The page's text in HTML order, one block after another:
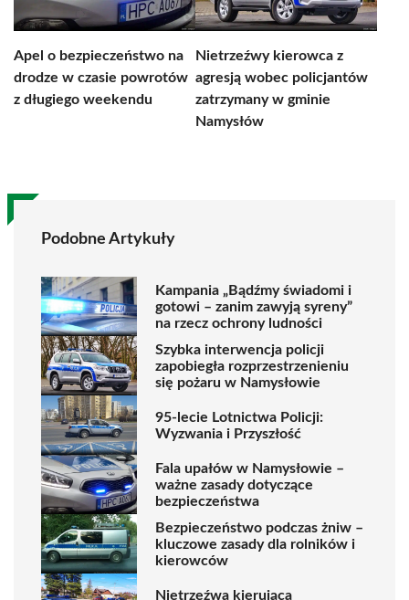
Apel o bezpieczeństwo na
drodze w czasie powrotów
z długiego weekendu
Nietrzeźwy kierowca z
agresją wobec policjantów
zatrzymany w gminie
Namysłów
Podobne Artykuły
Kampania „Bądźmy świadomi i
gotowi – zanim zawyją syreny”
na rzecz ochrony ludności
Szybka interwencja policji
zapobiegła rozprzestrzenieniu
się pożaru w Namysłowie
95-lecie Lotnictwa Policji:
Wyzwania i Przyszłość
Fala upałów w Namysłowie –
ważne zasady dotyczące
bezpieczeństwa
Bezpieczeństwo podczas żniw –
kluczowe zasady dla rolników i
kierowców
Nietrzeźwa kierująca